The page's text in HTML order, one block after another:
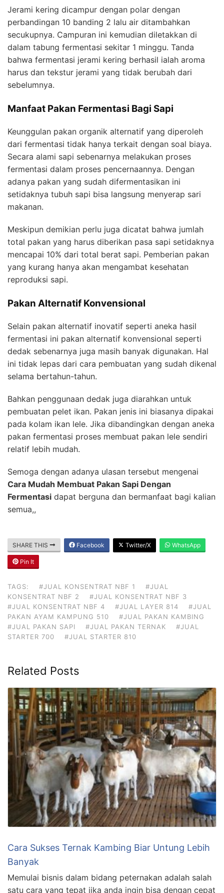
Jerami kering dicampur dengan polar dengan
perbandingan 10 banding 2 lalu air ditambahkan
secukupnya. Campuran ini kemudian diletakkan di
dalam tabung fermentasi sekitar 1 minggu. Tanda
bahwa fermentasi jerami kering berhasil ialah aroma
harus dan tekstur jerami yang tidak berubah dari
sebelumnya.
Manfaat Pakan Fermentasi Bagi Sapi
Keunggulan pakan organik alternatif yang diperoleh
dari fermentasi tidak hanya terkait dengan soal biaya.
Secara alami sapi sebenarnya melakukan proses
fermentasi dalam proses pencernaannya. Dengan
adanya pakan yang sudah difermentasikan ini
setidaknya tubuh sapi bisa langsung menyerap sari
makanan.
Meskipun demikian perlu juga dicatat bahwa jumlah
total pakan yang harus diberikan pasa sapi setidaknya
mencapai 10% dari total berat sapi. Pemberian pakan
yang kurang hanya akan mengambat kesehatan
reproduksi sapi.
Pakan Alternatif Konvensional
Selain pakan alternatif inovatif seperti aneka hasil
fermentasi ini pakan alternatif konvensional seperti
dedak sebenarnya juga masih banyak digunakan. Hal
ini tidak lepas dari cara pembuatan yang sudah dikenal
selama bertahun-tahun.
Bahkan penggunaan dedak juga diarahkan untuk
pembuatan pelet ikan. Pakan jenis ini biasanya dipakai
pada kolam ikan lele. Jika dibandingkan dengan aneka
pakan fermentasi proses membuat pakan lele sendiri
relatif lebih mudah.
Semoga dengan adanya ulasan tersebut mengenai
Cara Mudah Membuat Pakan Sapi Dengan
Fermentasi dapat berguna dan bermanfaat bagi kalian
semua,,
SHARE THIS Facebook Twitter/X WhatsApp
Pin It
TAGS: #JUAL KONSENTRAT NBF 1
#JUAL
KONSENTRAT NBF 2
#JUAL KONSENTRAT NBF 3
#JUAL KONSENTRAT NBF 4
#JUAL LAYER 814
#JUAL
PAKAN AYAM KAMPUNG 510
#JUAL PAKAN KAMBING
#JUAL PAKAN SAPI
#JUAL PAKAN TERNAK
#JUAL
STARTER 700
#JUAL STARTER 810
Related Posts
Cara Sukses Ternak Kambing Biar Untung Lebih
Banyak
Memulai bisnis dalam bidang peternakan adalah salah
satu cara yang tepat jika anda ingin bisa dengan cepat